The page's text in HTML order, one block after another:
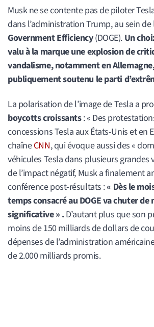
Musk ne se contente pas de piloter
dans l’administration Trump, au sein de
Government Efficiency(DOGE). Un
valu à la marque une explosion de
vandalisme, notamment en
publiquement soutenu le parti
La polarisation de l’image de Tesla a
boycotts croissants: « Des
concessions Tesla aux États-Unis et en
chaîneCNN, qui évoque aussi des «
véhicules Tesla dans plusieurs grandes
de l’impact négatif, Musk a finalement
conférence post-résultats :« Dès le
temps consacré au DOGE va chuter de
significative » .D’autant plus que son
moins de 150 milliards de dollars de
dépenses de l’administration
de 2.000 milliards promis.